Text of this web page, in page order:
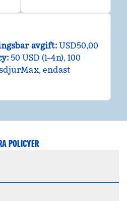
avgift:USD50,00
50 USD (1–4n), 100
endast
POLICYER